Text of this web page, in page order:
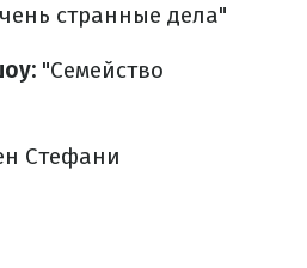
странные дела"
"Семейство
Стефани